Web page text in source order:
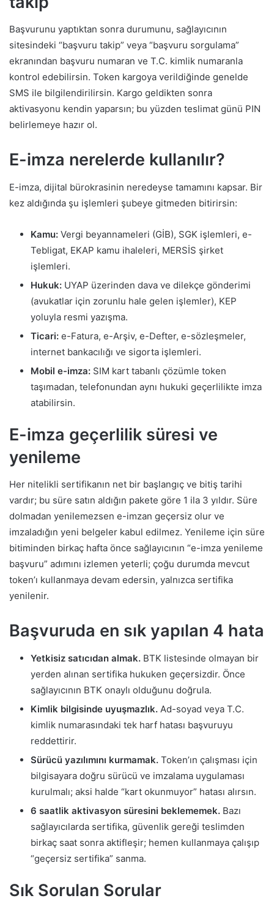
Başvurunu yaptıktan sonra durumunu, sağlayıcının
sitesindeki “başvuru takip” veya “başvuru sorgulama”
ekranından başvuru numaran ve T.C. kimlik numaranla
kontrol edebilirsin. Token kargoya verildiğinde genelde
SMS ile bilgilendirilirsin. Kargo geldikten sonra
aktivasyonu kendin yaparsın; bu yüzden teslimat günü PIN
belirlemeye hazır ol.
E-imza nerelerde kullanılır?
E-imza, dijital bürokrasinin neredeyse tamamını kapsar. Bir
kez aldığında şu işlemleri şubeye gitmeden bitirirsin:
Kamu: Vergi beyannameleri (GİB), SGK işlemleri, e-
Tebligat, EKAP kamu ihaleleri, MERSİS şirket
işlemleri.
Hukuk: UYAP üzerinden dava ve dilekçe gönderimi
(avukatlar için zorunlu hale gelen işlemler), KEP
yoluyla resmi yazışma.
Ticari: e-Fatura, e-Arşiv, e-Defter, e-sözleşmeler,
internet bankacılığı ve sigorta işlemleri.
Mobil e-imza: SIM kart tabanlı çözümle token
taşımadan, telefonundan aynı hukuki geçerlilikte imza
atabilirsin.
E-imza geçerlilik süresi ve
yenileme
Her nitelikli sertifikanın net bir başlangıç ve bitiş tarihi
vardır; bu süre satın aldığın pakete göre 1 ila 3 yıldır. Süre
dolmadan yenilemezsen e-imzan geçersiz olur ve
imzaladığın yeni belgeler kabul edilmez. Yenileme için süre
bitiminden birkaç hafta önce sağlayıcının “e-imza yenileme
başvuru” adımını izlemen yeterli; çoğu durumda mevcut
token’ı kullanmaya devam edersin, yalnızca sertifika
yenilenir.
Başvuruda en sık yapılan 4 hata
Yetkisiz satıcıdan almak. BTK listesinde olmayan bir
yerden alınan sertifika hukuken geçersizdir. Önce
sağlayıcının BTK onaylı olduğunu doğrula.
Kimlik bilgisinde uyuşmazlık. Ad-soyad veya T.C.
kimlik numarasındaki tek harf hatası başvuruyu
reddettirir.
Sürücü yazılımını kurmamak. Token’ın çalışması için
bilgisayara doğru sürücü ve imzalama uygulaması
kurulmalı; aksi halde “kart okunmuyor” hatası alırsın.
6 saatlik aktivasyon süresini beklememek. Bazı
sağlayıcılarda sertifika, güvenlik gereği teslimden
birkaç saat sonra aktifleşir; hemen kullanmaya çalışıp
“geçersiz sertifika” sanma.
Sık Sorulan Sorular